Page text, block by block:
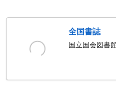
全国書誌
国立国会図書